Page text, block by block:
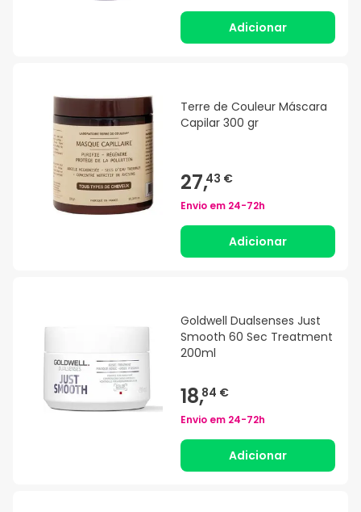
Adicionar
Terre de Couleur Máscara
Capilar 300 gr
27,43 €
Envio em 24-72h
Adicionar
Goldwell Dualsenses Just
Smooth 60 Sec Treatment
200ml
18,84 €
Envio em 24-72h
Adicionar